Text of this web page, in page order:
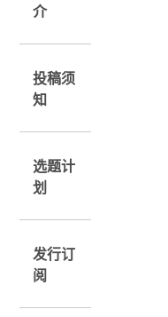
介
投稿须
知
选题计
划
发行订
阅